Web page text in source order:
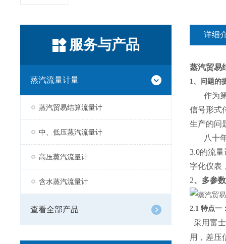
服务与产品
蒸汽流量计量
蒸汽贸易结算流量计
中、低压蒸汽流量计
高压蒸汽流量计
含水蒸汽流量计
查看全部产品
详细
蒸汽贸易
1、问题的
作为
信号形式
生产的问
八十
3.0的流
字化仪表
2、多参
2.1 特点一
采用富
用，差压